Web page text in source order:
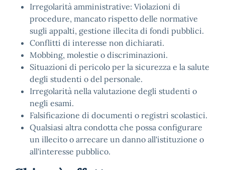
Irregolarità amministrative: Violazioni di
procedure, mancato rispetto delle normative
sugli appalti, gestione illecita di fondi pubblici.
Conflitti di interesse non dichiarati.
Mobbing, molestie o discriminazioni.
Situazioni di pericolo per la sicurezza e la salute
degli studenti o del personale.
Irregolarità nella valutazione degli studenti o
negli esami.
Falsificazione di documenti o registri scolastici.
Qualsiasi altra condotta che possa configurare
un illecito o arrecare un danno all'istituzione o
all'interesse pubblico.